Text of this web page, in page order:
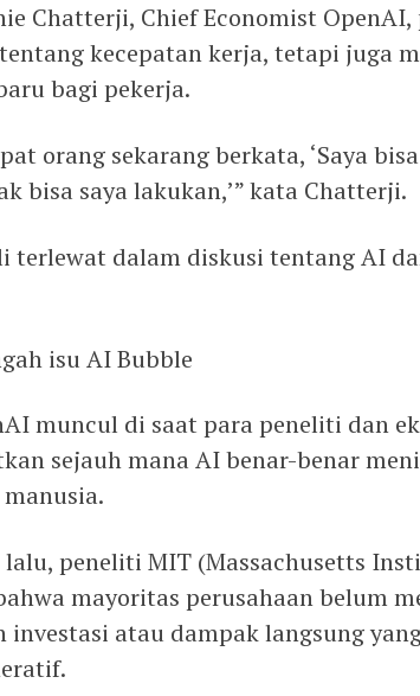
Chatterji, Chief Economist
kecepatan kerja, tetapi juga
bagi pekerja.
orang sekarang berkata, ‘Saya
bisa saya lakukan,’” kata Chatterji.
terlewat dalam diskusi tentang AI
isu AI Bubble
muncul di saat para peneliti dan
sejauh mana AI benar-benar
lalu, peneliti MIT (Massachusetts
mayoritas perusahaan belum
investasi atau dampak langsung